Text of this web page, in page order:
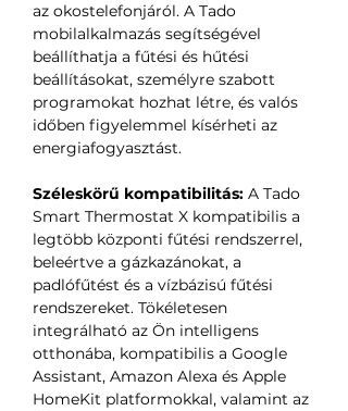
az okostelefonjáról. A Tado
mobilalkalmazás segítségével
beállíthatja a fűtési és hűtési
beállításokat, személyre szabott
programokat hozhat létre, és valós
időben figyelemmel kísérheti az
energiafogyasztást.
Széleskörű kompatibilitás: A Tado
Smart Thermostat X kompatibilis a
legtöbb központi fűtési rendszerrel,
beleértve a gázkazánokat, a
padlófűtést és a vízbázisú fűtési
rendszereket. Tökéletesen
integrálható az Ön intelligens
otthonába, kompatibilis a Google
Assistant, Amazon Alexa és Apple
HomeKit platformokkal, valamint az